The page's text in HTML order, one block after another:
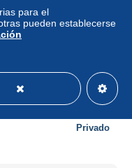
I - NEW YORK (
) !!
Privado
para el
pueden establecerse